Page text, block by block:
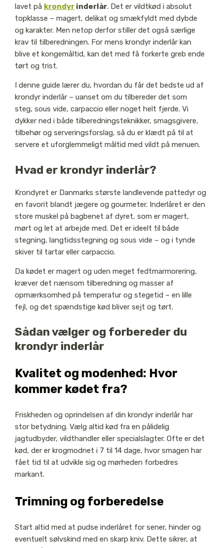
lavet på krondyrinderlår. Det er vildtkød i absolut
topklasse – magert, delikat og smækfyldt med dybde
og karakter. Men netop derfor stiller det også særlige
krav til tilberedningen. For mens krondyr inderlår kan
blive et kongemåltid, kan det med få forkerte greb ende
tørt og trist.
I denne guide lærer du, hvordan du får det bedste ud af
krondyr inderlår – uanset om du tilbereder det som
steg, sous vide, carpaccio eller noget helt fjerde. Vi
dykker ned i både tilberedningsteknikker, smagsgivere,
tilbehør og serveringsforslag, så du er klædt på til at
servere et uforglemmeligt måltid med vildt på menuen.
Hvad er krondyr inderlår?
Krondyret er Danmarks største landlevende pattedyr og
en favorit blandt jægere og gourmeter. Inderlåret er den
store muskel på bagbenet af dyret, som er magert,
mørt og let at arbejde med. Det er ideelt til både
stegning, langtidsstegning og sous vide – og i tynde
skiver til tartar eller carpaccio.
Da kødet er magert og uden meget fedtmarmorering,
kræver det nænsom tilberedning og masser af
opmærksomhed på temperatur og stegetid – en lille
fejl, og det spændstige kød bliver sejt og tørt.
Sådan vælger og forbereder du
krondyr inderlår
Kvalitet og modenhed: Hvor
kommer kødet fra?
Friskheden og oprindelsen af din krondyr inderlår har
stor betydning. Vælg altid kød fra en pålidelig
jagtudbyder, vildthandler eller specialslagter. Ofte er det
kød, der er krogmodnet i 7 til 14 dage, hvor smagen har
fået tid til at udvikle sig og mørheden forbedres
markant.
Trimning og forberedelse
Start altid med at pudse inderlåret for sener, hinder og
eventuelt sølvskind med en skarp kniv. Dette sikrer, at